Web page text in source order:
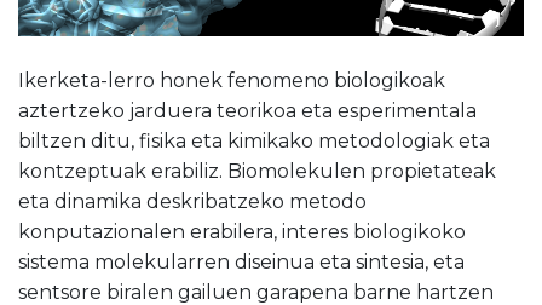
Ikerketa-lerro honek fenomeno biologikoak
aztertzeko jarduera teorikoa eta esperimentala
biltzen ditu, fisika eta kimikako metodologiak eta
kontzeptuak erabiliz. Biomolekulen propietateak
eta dinamika deskribatzeko metodo
konputazionalen erabilera, interes biologikoko
sistema molekularren diseinua eta sintesia, eta
sentsore biralen gailuen garapena barne hartzen